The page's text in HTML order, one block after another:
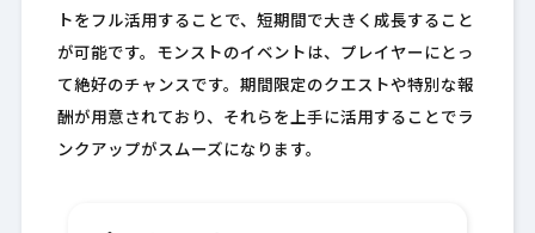
トをフル活用することで、短期間で大きく成長すること
が可能です。モンストのイベントは、プレイヤーにとっ
て絶好のチャンスです。期間限定のクエストや特別な報
酬が用意されており、それらを上手に活用することでラ
ンクアップがスムーズになります。